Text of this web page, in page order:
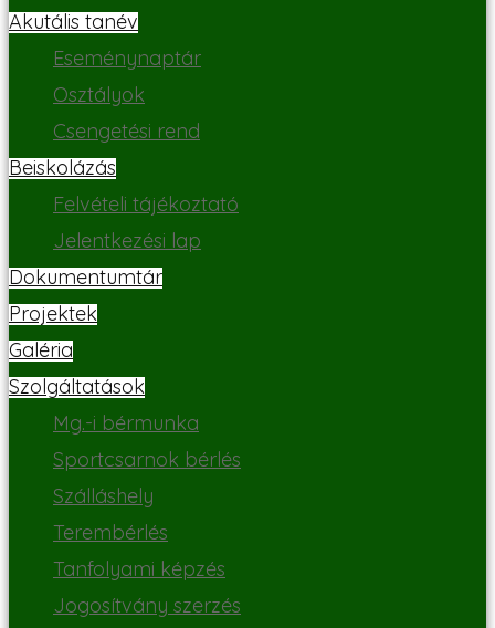
Akutális tanév
Eseménynaptár
Osztályok
Csengetési rend
Beiskolázás
Felvételi tájékoztató
Jelentkezési lap
Dokumentumtár
Projektek
Galéria
Szolgáltatások
Mg.-i bérmunka
Sportcsarnok bérlés
Szálláshely
Terembérlés
Tanfolyami képzés
Jogosítvány szerzés